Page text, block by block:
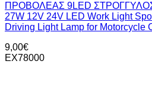
ΠΡΟΒΟΛΕΑΣ 9LED
27W 12V 24V LED Work Light
Driving Light Lamp for Motorcycle
9,00€
ΕΧ78000